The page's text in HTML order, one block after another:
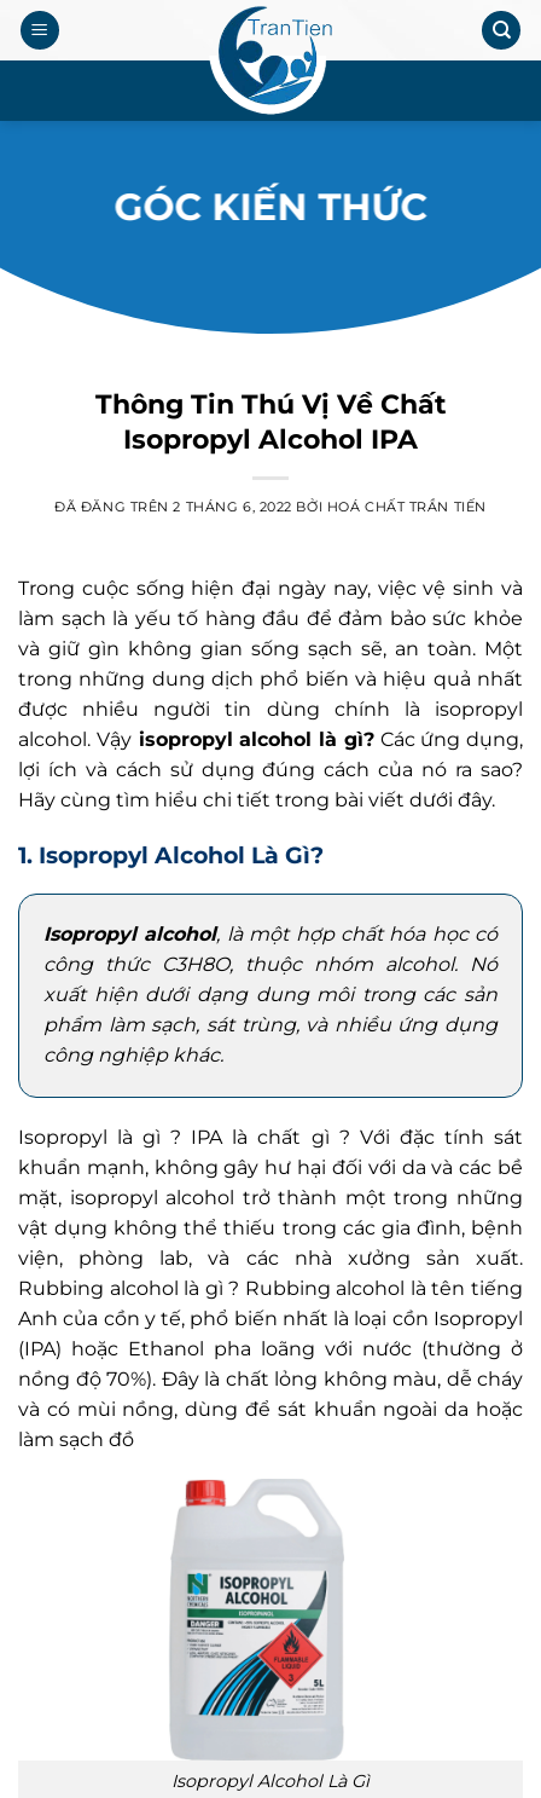
Chuyển
đến
.
GÓC KIẾN THỨC
Thông Tin Thú Vị Về Chất
Isopropyl Alcohol IPA
ĐÃ ĐĂNG TRÊN2 THÁNG 6, 2022 BỞI HOÁ CHẤT TRẦN TIẾN
Trong cuộc sống hiện đại ngày nay, việc vệ sinh và
làm sạch là yếu tố hàng đầu để đảm bảo sức khỏe
và giữ gìn không gian sống sạch sẽ, an toàn. Một
trong những dung dịch phổ biến và hiệu quả nhất
được nhiều người tin dùng chính là isopropyl
alcohol. Vậyisopropyl alcohol là gì?Các ứng dụng,
lợi ích và cách sử dụng đúng cách của nó ra sao?
Hãy cùng tìm hiểu chi tiết trong bài viết dưới đây.
1. Isopropyl Alcohol Là Gì?
Isopropyl alcohol, là một hợp chất hóa học có
công thức C3H8O, thuộc nhóm alcohol. Nó
xuất hiện dưới dạng dung môi trong các sản
phẩm làm sạch, sát trùng, và nhiều ứng dụng
công nghiệp khác.
Isopropyl là gì ? IPA là chất gì ? Với đặc tính sát
khuẩn mạnh, không gây hư hại đối với da và các bề
mặt, isopropyl alcohol trở thành một trong những
vật dụng không thể thiếu trong các gia đình, bệnh
viện, phòng lab, và các nhà xưởng sản xuất.
Rubbing alcohol là gì ? Rubbing alcohol làtên tiếng
Anh của cồn y tế, phổ biến nhất là loại cồn Isopropyl
(IPA) hoặc Ethanol pha loãng với nước (thường ở
nồng độ 70%). Đây là chất lỏng không màu, dễ cháy
và có mùi nồng, dùng để sát khuẩn ngoài da hoặc
làm sạch đồ
Isopropyl Alcohol Là Gì